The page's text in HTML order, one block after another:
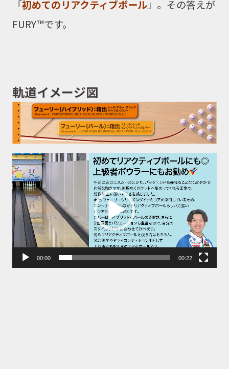
「初めてのリアクティブボール」。その答えが
FURY™です。
軌道イメージ図
動
画
プ
レ
ー
00:00 00:22